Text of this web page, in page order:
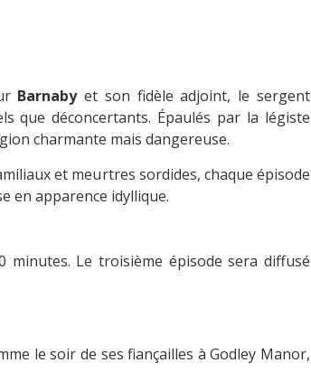
Barnabyet son fidèle adjoint, le sergent
que déconcertants. Épaulés par la légiste
charmante mais dangereuse.
et meurtres sordides, chaque épisode
en apparence idyllique.
minutes. Le troisième épisode sera diffusé
le soir de ses fiançailles à Godley Manor,